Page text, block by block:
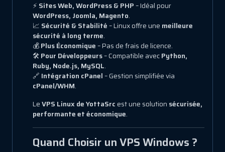
⚡ Sites Web, WordPress & PHP– Idéal pour
WordPress, Joomla, Magento.
📈 Sécurité & Stabilité– Linux offre une meilleure
sécurité à long terme.
💰Plus Économique– Pas de frais de licence.
🛠Pour Développeurs– Compatible avecPython,
Ruby, Node.js, MySQL.
🔗 Intégration cPanel– Gestion simplifiée via
cPanel/WHM.
LeVPS Linux de YottaSrcest une solution sécurisée,
performante et économique.
Quand Choisir un VPS Windows ?